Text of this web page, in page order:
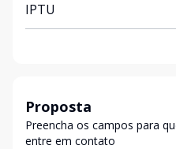
IPTU
Proposta
Preencha os campos para
entre em contato